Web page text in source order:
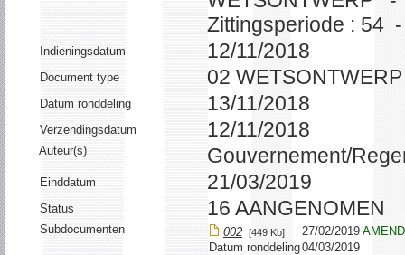
Zittingsperiode : 54
Indieningsdatum 12/11/2018
Document type 02 WETSONTWERP
Datum ronddeling 13/11/2018
Verzendingsdatum 12/11/2018
Auteur(s) Gouvernement/
Einddatum 21/03/2019
Status 16 AANGENOMEN
Subdocumenten 002 [449 Kb] 27/02/2019
Datum ronddeling04/03/2019